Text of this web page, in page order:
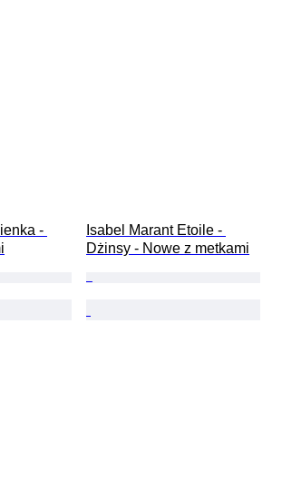
-
Isabel Marant Etoile -
Dżinsy - Nowe z metkami